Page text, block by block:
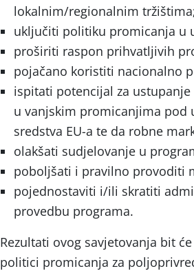
lokalnim/regionalnim
uključiti politiku promicanja u
proširiti raspon prihvatljivih
pojačano koristiti nacionalno
ispitati potencijal za
u vanjskim promicanjima pod
sredstva EU-a te da robne
olakšati sudjelovanje u
poboljšati i pravilno provoditi
pojednostaviti i/ili skratiti
provedbu programa.
Rezultati ovog savjetovanja bit
politici promicanja za